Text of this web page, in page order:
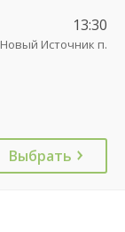
13:30
Новый Источник п.
Выбрать